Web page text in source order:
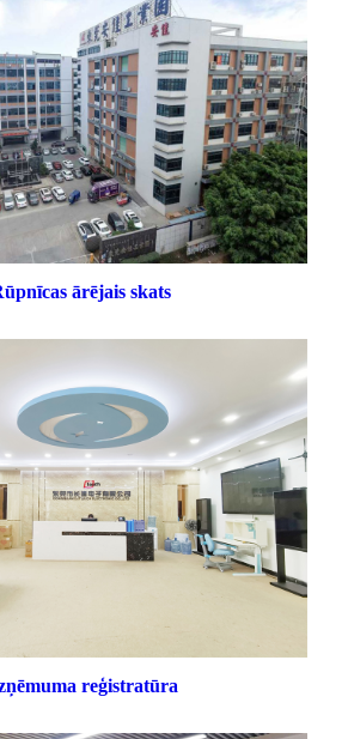
ārējais skats
reģistratūra